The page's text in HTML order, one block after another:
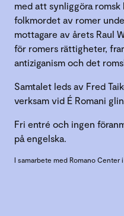
med att synliggöra
folkmordet av romer
mottagare av årets Raul
för romers rättigheter,
antiziganism och det
Samtalet leds av Fred
verksam vid É Romani
Fri entré och ingen
på engelska.
I samarbete med Romano